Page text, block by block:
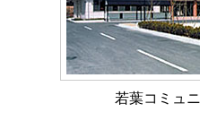
若葉コミュ